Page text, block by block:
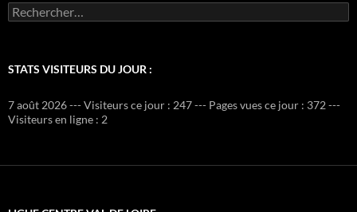
Rechercher :
STATS VISITEURS DU JOUR :
7 août 2026 --- Visiteurs ce jour : 247 --- Pages vues ce jour : 372 ---
Visiteurs en ligne : 2